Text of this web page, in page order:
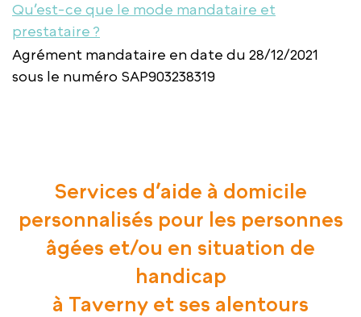
Qu’est-ce que le mode mandataire et
prestataire ?
Agrément mandataire en date du 28/12/2021
sous le numéro SAP903238319
Services d’aide à domicile
personnalisés pour les personnes
âgées et/ou en situation de
handicap
à Taverny et ses alentours